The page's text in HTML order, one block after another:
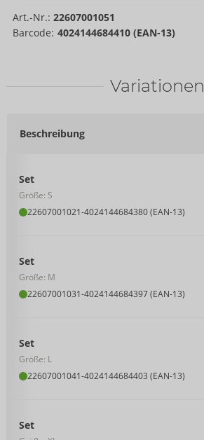
Art.-Nr.: 22607001051
Barcode: 4024144684410 (EAN-13)
Variationen
Beschreibung
Set
Größe: S
22607001021-4024144684380 (EAN-13)
Set
Größe: M
22607001031-4024144684397 (EAN-13)
Set
Größe: L
22607001041-4024144684403 (EAN-13)
Set